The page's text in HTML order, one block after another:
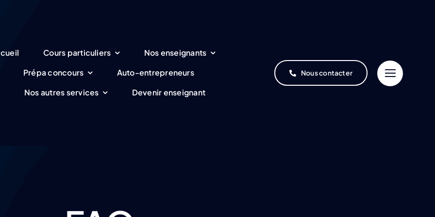
Cours particuliers
Nos enseignants
Prépa concours
Auto-entrepreneurs
Nos autres services
Devenir enseignant
Nous contacter